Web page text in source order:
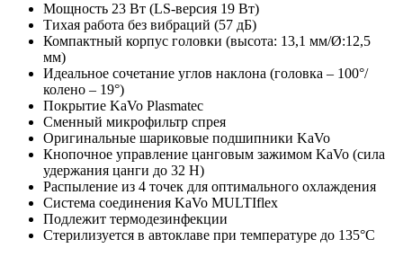
Мощность 23 Вт (LS-версия 19 Вт)
Тихая работа без вибраций (57 дБ)
Компактный корпус головки (высота: 13,1 мм/Ø:12,5
мм)
Идеальное сочетание углов наклона (головка – 100°/
колено – 19°)
Покрытие KaVo Plasmatec
Сменный микрофильтр спрея
Оригинальные шариковые подшипники KaVo
Кнопочное управление цанговым зажимом KaVo (сила
удержания цанги до 32 Н)
Распыление из 4 точек для оптимального охлаждения
Система соединения KaVo MULTIflex
Подлежит термодезинфекции
Стерилизуется в автоклаве при температуре до 135°C